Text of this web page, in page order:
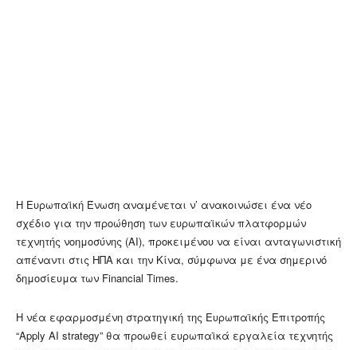
Η Ευρωπαϊκή Ένωση αναμένεται ν’ ανακοινώσει ένα νέο
σχέδιο για την προώθηση των ευρωπαϊκών πλατφορμών
τεχνητής νοημοσύνης (ΑΙ), προκειμένου να είναι ανταγωνιστική
απέναντι στις ΗΠΑ και την Κίνα, σύμφωνα με ένα σημερινό
δημοσίευμα των Financial Times.
Η νέα εφαρμοσμένη στρατηγική της Ευρωπαϊκής Επιτροπής
“Apply AI strategy” θα προωθεί ευρωπαϊκά εργαλεία τεχνητής